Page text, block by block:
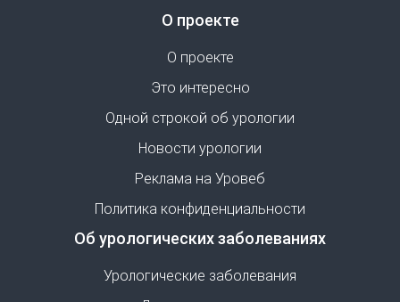
О проекте
О проекте
Это интересно
Одной строкой об урологии
Новости урологии
Реклама на Уровеб
Политика конфиденциальности
Об урологических заболеваниях
Урологические заболевания